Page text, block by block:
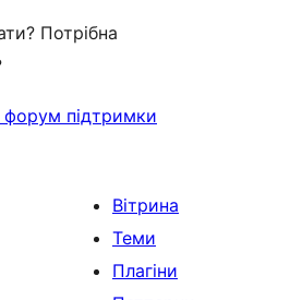
Потрібна
підтримки
Вітрина
Теми
Плагіни